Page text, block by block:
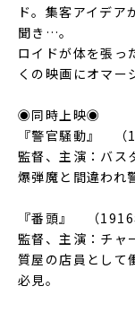
ド。集客アイデア
聞き…。
ロイドが体を張っ
くの映画にオマー
◉同時上映◉
『警官騒動』 （
監督、主演：バス
爆弾魔と間違われ
『番頭』 （1916
監督、主演：チャ
質屋の店員として
必見。